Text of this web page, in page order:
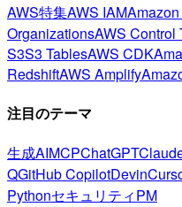
AWS特集AWS IAM
OrganizationsAWS Control
S3S3 TablesAWS CDK
RedshiftAWS Amplify
注目のテーマ
生成AIMCPChatGPT
QGitHub CopilotDevin
PythonセキュリティPM